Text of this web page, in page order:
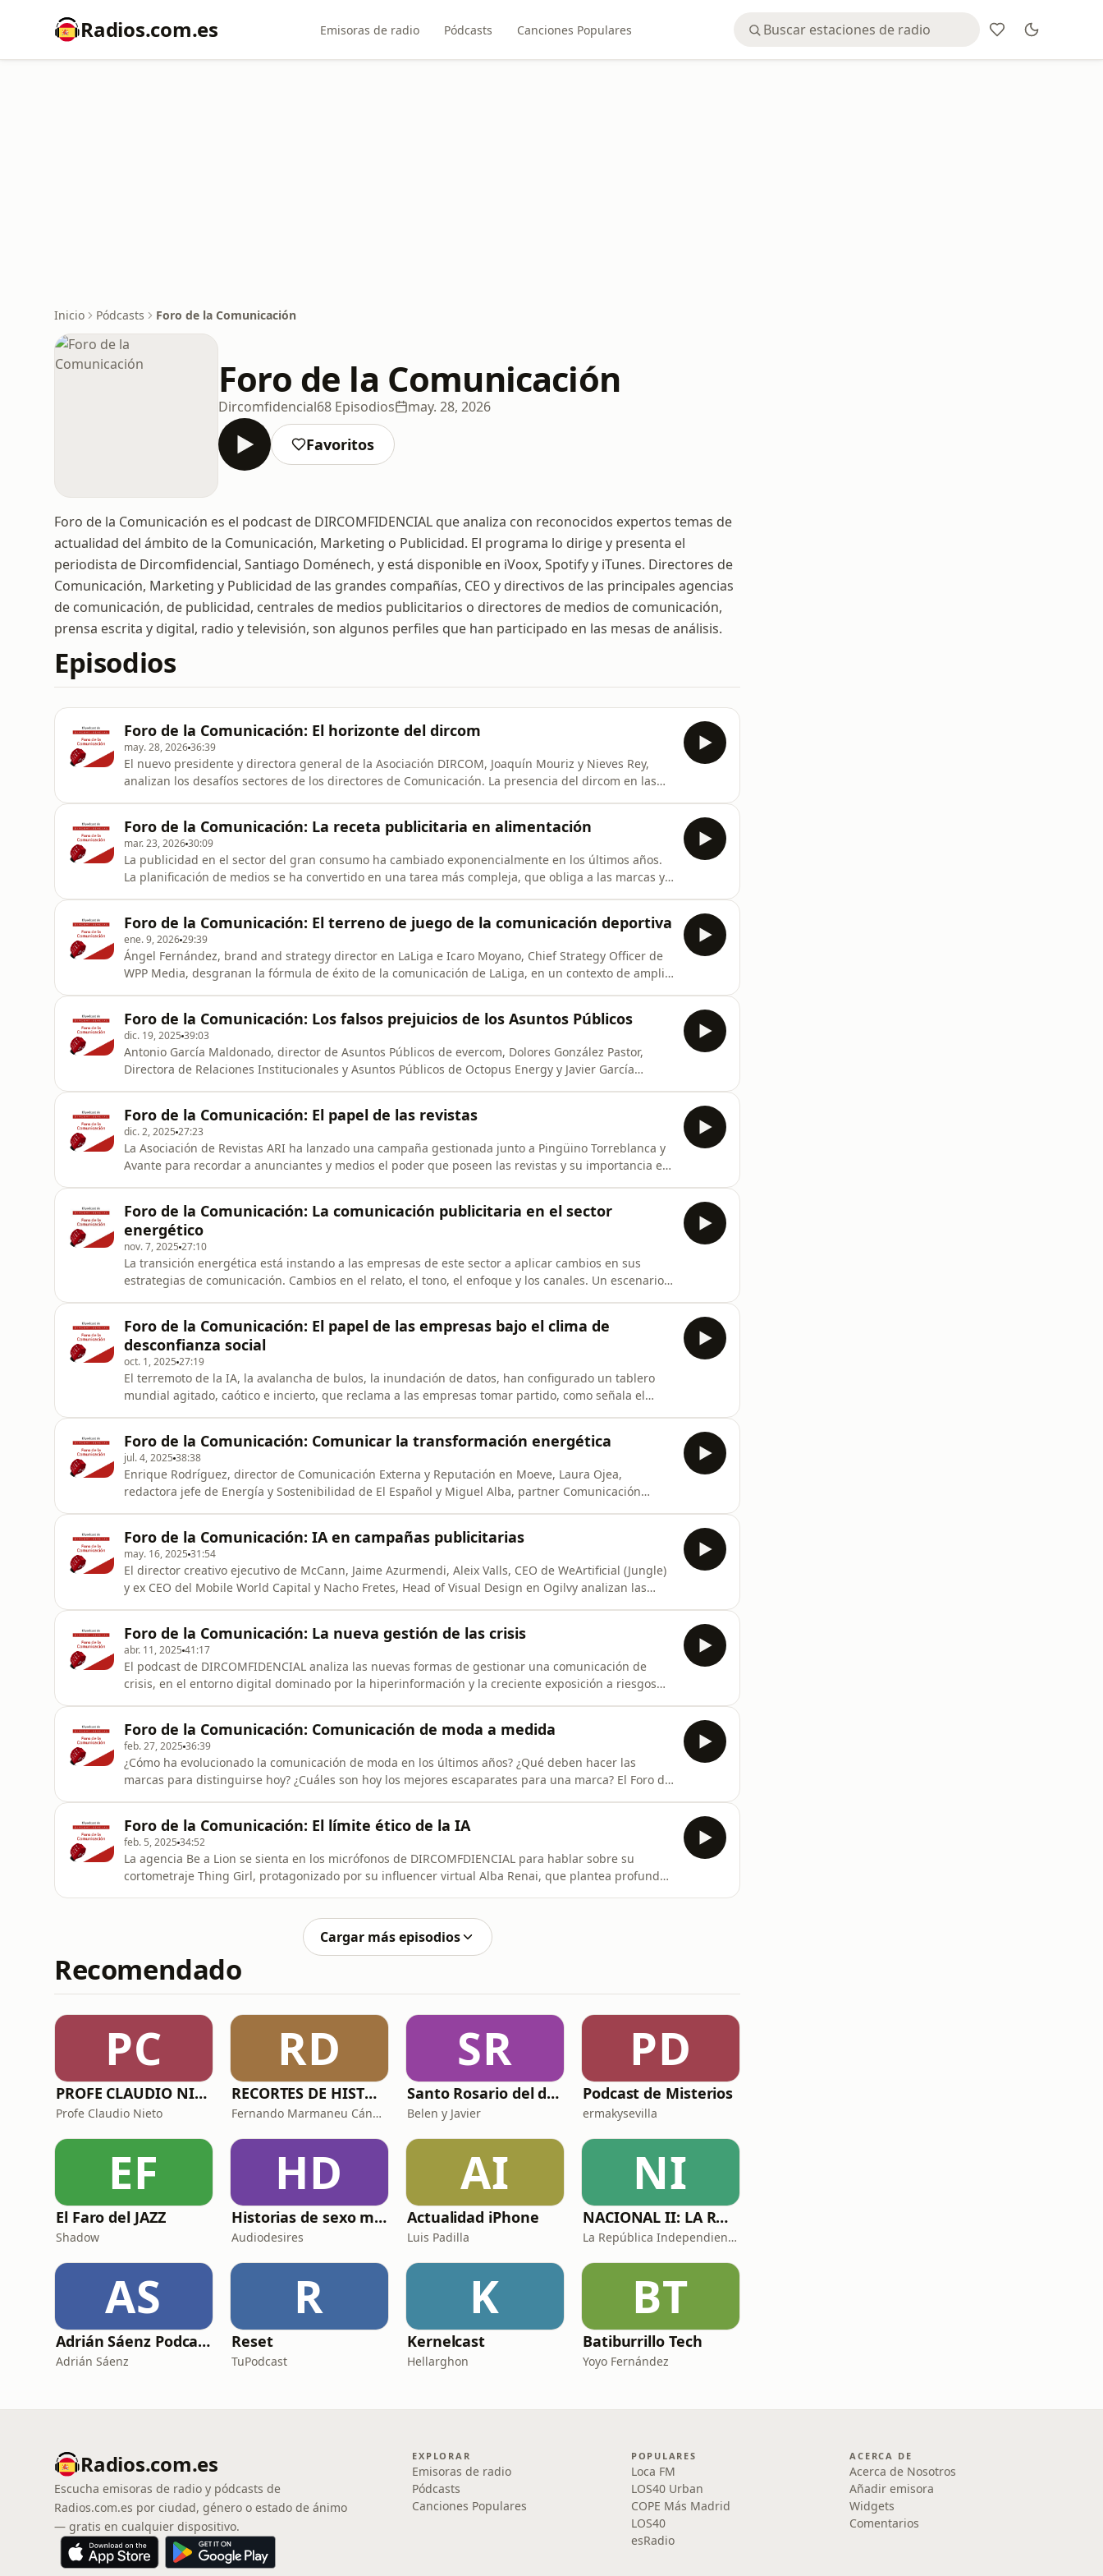
Radios.com.es Emisoras de radio Pódcasts Canciones Populares
Inicio Pódcasts Foro de la Comunicación
Foro de la Comunicación
Dircomfidencial68 Episodios may. 28, 2026
Favoritos
Foro de la Comunicación es el podcast de DIRCOMFIDENCIAL que analiza con reconocidos expertos temas de
actualidad del ámbito de la Comunicación, Marketing o Publicidad. El programa lo dirige y presenta el
periodista de Dircomfidencial, Santiago Doménech, y está disponible en iVoox, Spotify y iTunes. Directores de
Comunicación, Marketing y Publicidad de las grandes compañías, CEO y directivos de las principales agencias
de comunicación, de publicidad, centrales de medios publicitarios o directores de medios de comunicación,
prensa escrita y digital, radio y televisión, son algunos perfiles que han participado en las mesas de análisis.
Episodios
Foro de la Comunicación: El horizonte del dircom
may. 28, 202636:39
El nuevo presidente y directora general de la Asociación DIRCOM, Joaquín Mouriz y Nieves Rey,
analizan los desafíos sectores de los directores de Comunicación. La presencia del dircom en las
Foro de la Comunicación: La receta publicitaria en alimentación
mar. 23, 202630:09
La publicidad en el sector del gran consumo ha cambiado exponencialmente en los últimos años.
La planificación de medios se ha convertido en una tarea más compleja, que obliga a las marcas y
Media Director de Dano
Foro de la Comunicación: El terreno de juego de la comunicación deportiva
ene. 9, 202629:39
Ángel Fernández, brand and strategy director en LaLiga e Icaro Moyano, Chief Strategy Officer de
WPP Media, desgranan la fórmula de éxito de la comunicación de LaLiga, en un contexto de amplia
Foro de la Comunicación: Los falsos prejuicios de los Asuntos Públicos
dic. 19, 2025 39:03
Antonio García Maldonado, director de Asuntos Públicos de evercom, Dolores González Pastor,
Directora de Relaciones Institucionales y Asuntos Públicos de Octopus Energy y Javier García
regulación a nivel
Foro de la Comunicación: El papel de las revistas
dic. 2, 2025 27:23
La Asociación de Revistas ARI ha lanzado una campaña gestionada junto a Pingüino Torreblanca y
Avante para recordar a anunciantes y medios el poder que poseen las revistas y su importancia en
Luis Moro, dire
Foro de la Comunicación: La comunicación publicitaria en el sector
energético
nov. 7, 2025 27:10
La transición energética está instando a las empresas de este sector a aplicar cambios en sus
estrategias de comunicación. Cambios en el relato, el tono, el enfoque y los canales. Un escenario
Arancha Cuadrado, he
Foro de la Comunicación: El papel de las empresas bajo el clima de
desconfianza social
oct. 1, 2025 27:19
El terremoto de la IA, la avalancha de bulos, la inundación de datos, han configurado un tablero
mundial agitado, caótico e incierto, que reclama a las empresas tomar partido, como señala el
bajo este clima de
Foro de la Comunicación: Comunicar la transformación energética
jul. 4, 2025 38:38
Enrique Rodríguez, director de Comunicación Externa y Reputación en Moeve, Laura Ojea,
redactora jefe de Energía y Sostenibilidad de El Español y Miguel Alba, partner Comunicación
Foro de la Comunicación: IA en campañas publicitarias
may. 16, 2025 31:54
El director creativo ejecutivo de McCann, Jaime Azurmendi, Aleix Valls, CEO de WeArtificial (Jungle)
y ex CEO del Mobile World Capital y Nacho Fretes, Head of Visual Design en Ogilvy analizan las
Foro de la Comunicación: La nueva gestión de las crisis
abr. 11, 2025 41:17
El podcast de DIRCOMFIDENCIAL analiza las nuevas formas de gestionar una comunicación de
crisis, en el entorno digital dominado por la hiperinformación y la creciente exposición a riesgos
Excellence y Ricardo Gómez D
Foro de la Comunicación: Comunicación de moda a medida
feb. 27, 2025 36:39
¿Cómo ha evolucionado la comunicación de moda en los últimos años? ¿Qué deben hacer las
marcas para distinguirse hoy? ¿Cuáles son hoy los mejores escaparates para una marca? El Foro de
moda de S Moda, Yo D
Foro de la Comunicación: El límite ético de la IA
feb. 5, 2025 34:52
La agencia Be a Lion se sienta en los micrófonos de DIRCOMFDIENCIAL para hablar sobre su
cortometraje Thing Girl, protagonizado por su influencer virtual Alba Renai, que plantea profundos
Cargar más episodios
Recomendado
PC
PROFE CLAUDIO NIETO
Profe Claudio Nieto
RD
RECORTES DE HISTORIA Y CIENCIA
Fernando Marmaneu Cánovas
SR
Santo Rosario del día. 🙏 Reza con nosotros en castellano 🇪🇸
Belen y Javier
PD
Podcast de Misterios
ermakysevilla
EF
El Faro del JAZZ
Shadow
HD
Historias de sexo muy intensas y calientes
Audiodesires
AI
Actualidad iPhone
Luis Padilla
NI
NACIONAL II: LA RUTA DEL EXILIO
La República Independiente de la Radio
AS
Adrián Sáenz Podcast
Adrián Sáenz
R
Reset
TuPodcast
K
Kernelcast
Hellarghon
BT
Batiburrillo Tech
Yoyo Fernández
Radios.com.es
Escucha emisoras de radio y pódcasts de
Radios.com.es por ciudad, género o estado de ánimo
— gratis en cualquier dispositivo.
EXPLORAR
Emisoras de radio
Pódcasts
Canciones Populares
POPULARES
Loca FM
LOS40 Urban
COPE Más Madrid
LOS40
esRadio
ACERCA DE
Acerca de Nosotros
Añadir emisora
Widgets
Comentarios